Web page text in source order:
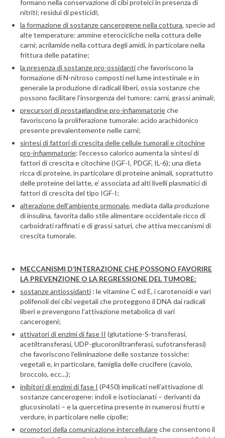
formano nella conservazione di cibi proteici in presenza di
nitriti; residui di pesticidi;
la formazione di sostanze cancerogene nella cottura, specie ad
alte temperature: ammine eterocicliche nella cottura delle
carni; acrilamide nella cottura degli amidi, in particolare nella
frittura delle patatine;
la presenza di sostanze pro-ossidantiche favoriscono la
formazione di N-nitroso composti nel lume intestinale e in
generale la produzione di radicali liberi, ossia sostanze che
possono facilitare l’insorgenza del tumore: carni, grassi animali;
precursori di prostaglandine pro-infiammatorieche
favoriscono la proliferazione tumorale: acido arachidonico
presente prevalentemente nelle carni;
sintesi di fattori di crescita delle cellule tumorali e citochine
pro-infiammatorie: l’eccesso calorico aumenta la sintesi di
fattori di crescita e citochine (IGF-I, PDGF, IL-6); una dieta
ricca di proteine, in particolare di proteine animali, soprattutto
delle proteine del latte, e’ associata ad alti livelli plasmatici di
fattori di crescita del tipo IGF-I;
alterazione dell’ambiente ormonale, mediata dalla produzione
di insulina, favorita dallo stile alimentare occidentale ricco di
carboidrati raffinati e di grassi saturi, che attiva meccanismi di
crescita tumorale.
MECCANISMI D’INTERAZIONE CHE POSSONO FAVORIRE
LA PREVENZIONE O LA REGRESSIONE DEL TUMORE:
sostanze antiossidanti : le vitamine C ed E, i carotenoidi e vari
polifenoli dei cibi vegetali che proteggono il DNA dai radicali
liberi e prevengono l’attivazione metabolica di vari
cancerogeni;
attivatori di enzimi di fase II (glutatione-S-transferasi,
acetiltransferasi, UDP-glucoroniltranferasi, sufotransferasi)
che favoriscono l’eliminazione delle sostanze tossiche:
vegetali e, in particolare, famiglia delle crucifere (cavolo,
broccolo, ecc…);
inibitori di enzimi di fase I (P450) implicati nell’attivazione di
sostanze cancerogene: indoli e isotiocianati – derivanti da
glucosinolati – e la quercetina presente in numerosi frutti e
verdure, in particolare nelle cipolle;
promotori della comunicazione intercellulareche consentono il